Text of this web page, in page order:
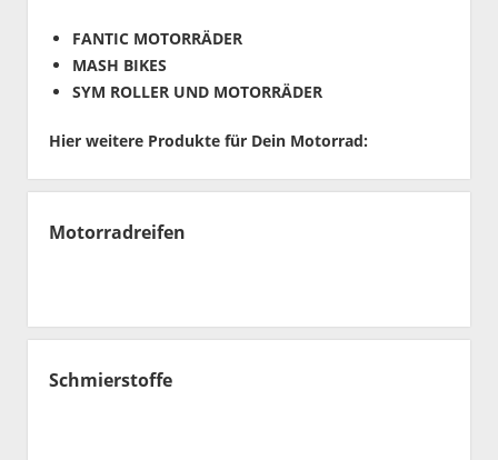
FANTIC MOTORRÄDER
MASH BIKES
SYM ROLLER UND MOTORRÄDER
Hier weitere Produkte für Dein Motorrad:
Motorradreifen
Schmierstoffe